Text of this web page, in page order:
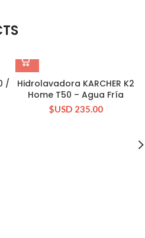
/
Hidrolavadora KARCHER K2
Home T50 – Agua Fría
$USD 235.00